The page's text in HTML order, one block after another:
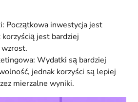
Początkowa inwestycja jest
jest bardziej
Wydatki są bardziej
jednak korzyści są lepiej
mierzalne wyniki.